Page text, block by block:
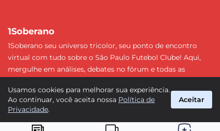
1Soberano
1Soberano seu universo tricolor, seu ponto de encontro
virtual com tudo sobre o São Paulo Futebol Clube! Aqui,
mergulhe em análises, debates no fórum e todas as
detalhe e faça parte dessa comunidade apaixonada pelo
tricolor paulista. #SPFC #SãoPaulo #1Soberano
Usamos cookies para melhorar sua experiência.
Ao continuar, você aceita nossa Política de
Privacidade.
Aceitar